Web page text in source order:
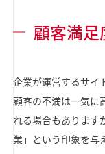
顧客満
企業が運営するサイ
顧客の不満は一気に
れる場合もあります
業」という印象を与